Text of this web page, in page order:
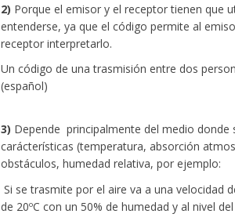
2) Porque el emisor y el receptor tienen que
entenderse, ya que el código permite al
receptor interpretarlo.
Un código de unatrasmisión entre dos
(español)
3) Depende principalmente del medio donde
carácterísticas (temperatura, absorción
obstáculos, humedad relativa, por ejemplo:
Si se trasmite por el aire va a una velocidad
de 20ºC con un 50% de humedad y al nivel